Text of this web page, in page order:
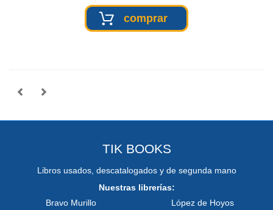
comprar
TIK BOOKS
Libros usados, descatalogados y de segunda mano
Nuestras librerías:
Bravo Murillo
López de Hoyos